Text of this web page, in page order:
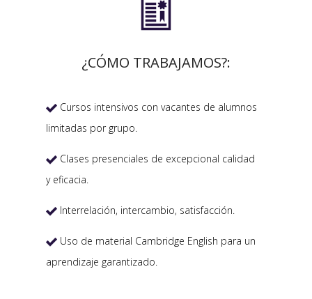

¿CÓMO TRABAJAMOS?:
 Cursos intensivos con vacantes de alumnos
limitadas por grupo.
 Clases presenciales de excepcional calidad
y eficacia.
 Interrelación, intercambio, satisfacción.
 Uso de material Cambridge English para un
aprendizaje garantizado.